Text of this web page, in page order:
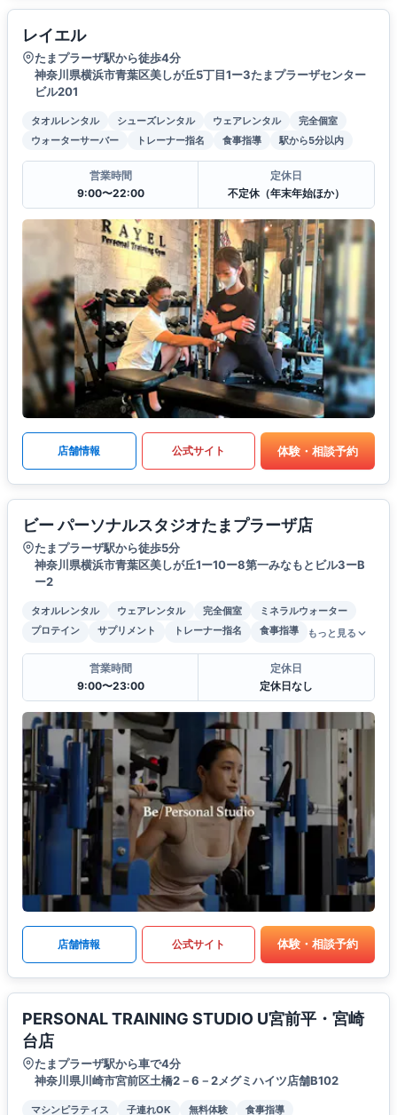
レイエル
たまプラーザ駅から徒歩4分
神奈川県横浜市青葉区美しが丘5丁目1ー3たまプラーザセンター
ビル201
タオルレンタル シューズレンタル ウェアレンタル
完全個室
ウォーターサーバー
トレーナー指名 食事指導 駅から5分以内
営業時間
9:00〜22:00
定休日
不定休（年末年始ほか）
店舗情報 公式サイト 体験・相談予約
ビー パーソナルスタジオたまプラーザ店
たまプラーザ駅から徒歩5分
神奈川県横浜市青葉区美しが丘1ー10ー8第一みなもとビル3ーB
ー2
タオルレンタル ウェアレンタル 完全個室
ミネラルウォーター
プロテイン
サプリメント トレーナー指名 食事指導 もっと見る
営業時間
9:00〜23:00
定休日
定休日なし
店舗情報 公式サイト 体験・相談予約
PERSONAL TRAINING STUDIO U宮前平・宮崎
台店
たまプラーザ駅から車で4分
神奈川県川崎市宮前区土橋2－6－2メグミハイツ店舗B102
マシンピラティス 子連れOK 無料体験 食事指導